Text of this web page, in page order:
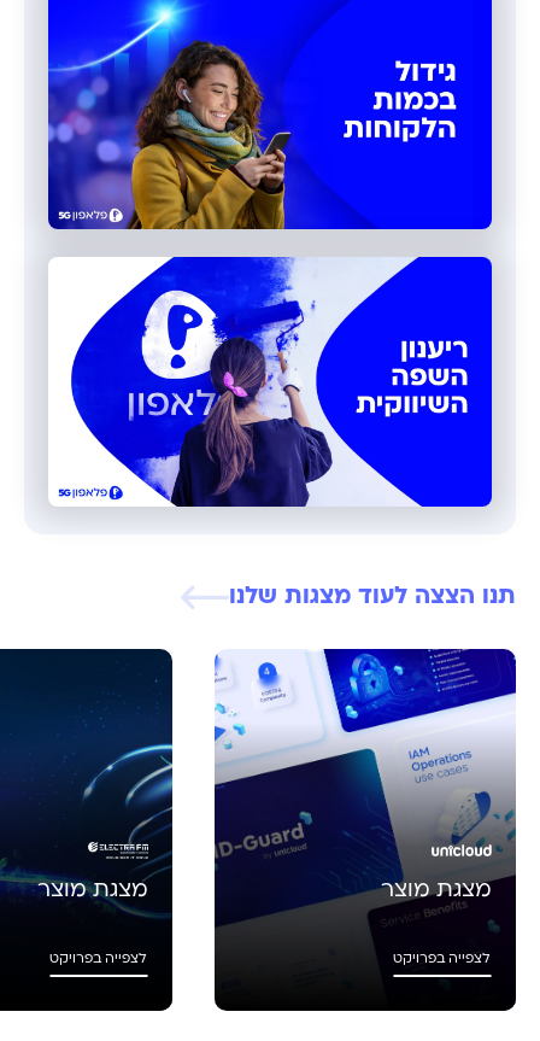
תנו הצצה לעוד מצגות שלנו
מצגת מוצר
לצפייה בפרויקט
מצגת מוצר
לצפייה בפרויקט